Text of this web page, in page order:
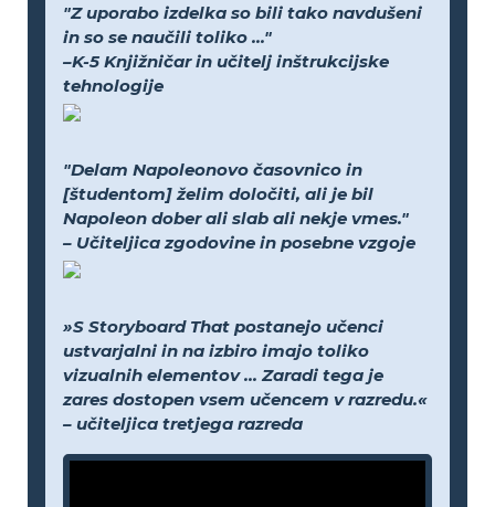
"Z uporabo izdelka so bili tako navdušeni
in so se naučili toliko ..."
–K-5 Knjižničar in učitelj inštrukcijske
tehnologije
"Delam Napoleonovo časovnico in
[študentom] želim določiti, ali je bil
Napoleon dober ali slab ali nekje vmes."
– Učiteljica zgodovine in posebne vzgoje
»S Storyboard That postanejo učenci
ustvarjalni in na izbiro imajo toliko
vizualnih elementov ... Zaradi tega je
zares dostopen vsem učencem v razredu.«
– učiteljica tretjega razreda